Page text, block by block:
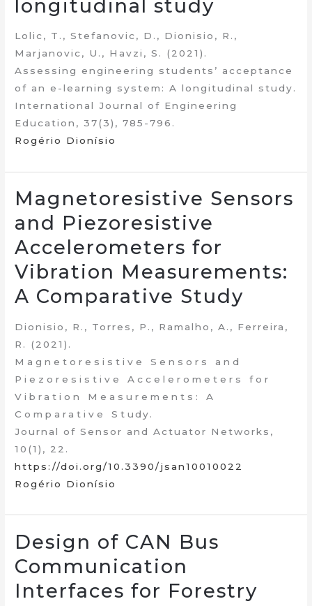
longitudinal study
Lolic, T., Stefanovic, D., Dionisio, R.,
Marjanovic, U., Havzi, S. (2021).
Assessing engineering students’ acceptance
of an e-learning system: A longitudinal study.
International Journal of Engineering
Education, 37(3), 785-796.
Rogério Dionísio
Magnetoresistive Sensors
and Piezoresistive
Accelerometers for
Vibration Measurements:
A Comparative Study
Dionisio, R., Torres, P., Ramalho, A., Ferreira,
R. (2021).
Magnetoresistive Sensors and
Piezoresistive Accelerometers for
Vibration Measurements: A
Comparative Study.
Journal of Sensor and Actuator Networks,
10(1), 22.
https://doi.org/10.3390/jsan10010022
Rogério Dionísio
Design of CAN Bus
Communication
Interfaces for Forestry